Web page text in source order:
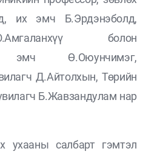
их эмч Б.Эрдэнэболд,
болон
эмч Ө.Оюунчимэг,
Д.Айтолхын, Төрийн
Б.Жавзандулам нар
ухааны салбарт гэмтэл